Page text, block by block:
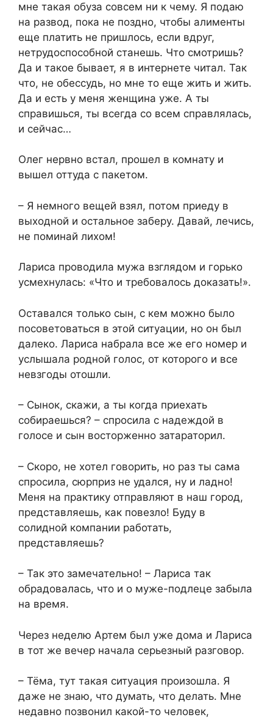
мне такая обуза совсем ни к чему. Я подаю
на развод, пока не поздно, чтобы алименты
еще платить не пришлось, если вдруг,
нетрудоспособной станешь. Что смотришь?
Да и такое бывает, я в интернете читал. Так
что, не обессудь, но мне то еще жить и жить.
Да и есть у меня женщина уже. А ты
справишься, ты всегда со всем справлялась,
и сейчас…
Олег нервно встал, прошел в комнату и
вышел оттуда с пакетом.
– Я немного вещей взял, потом приеду в
выходной и остальное заберу. Давай, лечись,
не поминай лихом!
Лариса проводила мужа взглядом и горько
усмехнулась: «Что и требовалось доказать!».
Оставался только сын, с кем можно было
посоветоваться в этой ситуации, но он был
далеко. Лариса набрала все же его номер и
услышала родной голос, от которого и все
невзгоды отошли.
– Сынок, скажи, а ты когда приехать
собираешься? – спросила с надеждой в
голосе и сын восторженно затараторил.
– Скоро, не хотел говорить, но раз ты сама
спросила, сюрприз не удался, ну и ладно!
Меня на практику отправляют в наш город,
представляешь, как повезло! Буду в
солидной компании работать,
представляешь?
– Так это замечательно! – Лариса так
обрадовалась, что и о муже-подлеце забыла
на время.
Через неделю Артем был уже дома и Лариса
в тот же вечер начала серьезный разговор.
– Тёма, тут такая ситуация произошла. Я
даже не знаю, что думать, что делать. Мне
недавно позвонил какой-то человек,